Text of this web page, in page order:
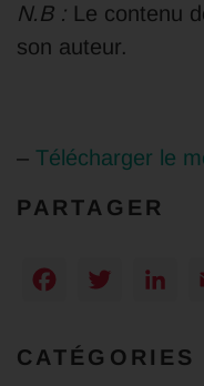
N.B : Le contenu
son auteur.
– Télécharger le
PARTAGER
CATÉGORIES